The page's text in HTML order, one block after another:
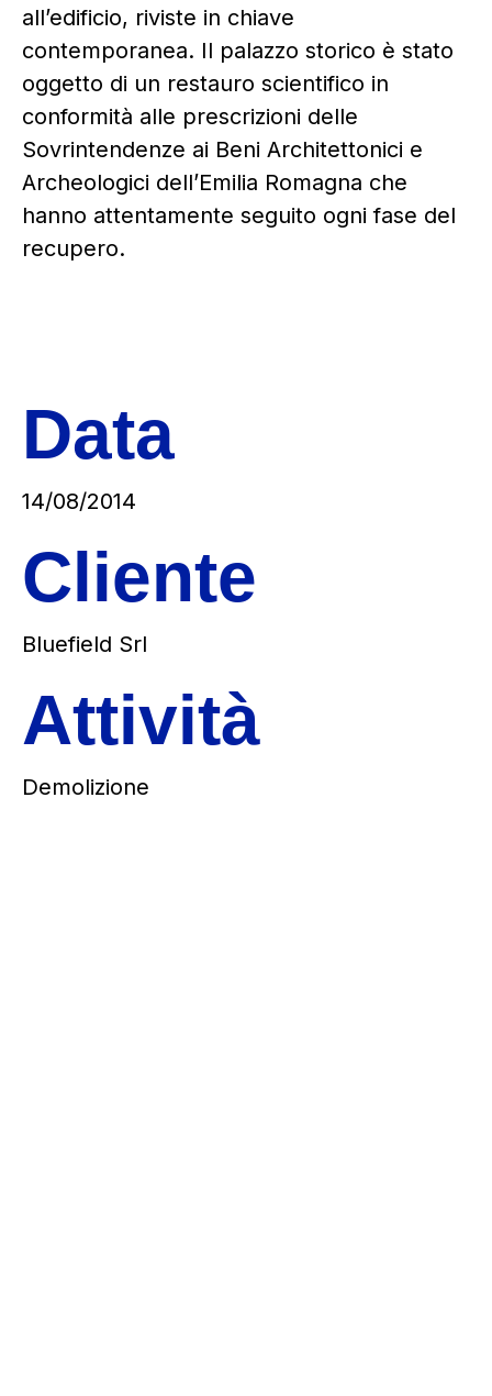
all’edificio, riviste in chiave
contemporanea. Il palazzo storico è stato
oggetto di un restauro scientifico in
conformità alle prescrizioni delle
Sovrintendenze ai Beni Architettonici e
Archeologici dell’Emilia Romagna che
hanno attentamente seguito ogni fase del
recupero.
Data
14/08/2014
Cliente
Bluefield Srl
Attività
Demolizione